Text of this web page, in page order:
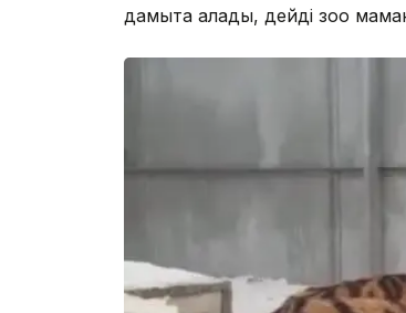
дамыта алады, дейді зоо